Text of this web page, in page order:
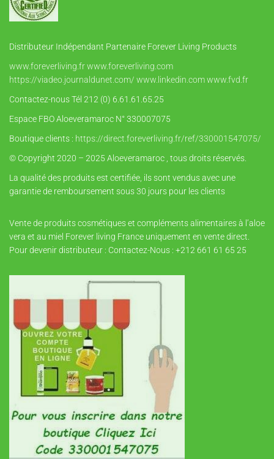
Distributeur Indépendant Partenaire Forever Living Products
www.foreverliving.frwww.foreverliving.com
https://viadeo.journaldunet.com/ www.linkedin.comwww.fvd.fr
Contactez-nous Tél 212 (0) 6.61.61.65.25
Espace FBO Aloeveramaroc N° 330007075
Boutique clients : https://direct.foreverliving.fr/ref/330001547075/
© Copyright 2020 – 2025 Aloeveramaroc , tous droits réservés.
La qualité des produits est certifiée, ils sont vendus avec une
garantie de remboursement sous 30 jours pour les clients
Vente de produits cosmétiques et compléments alimentaires à l’aloe
vera et au miel Forever living France uniquement en vente direct.
Pour devenir distributeur : Contactez-Nous : +212 661 61 65 25